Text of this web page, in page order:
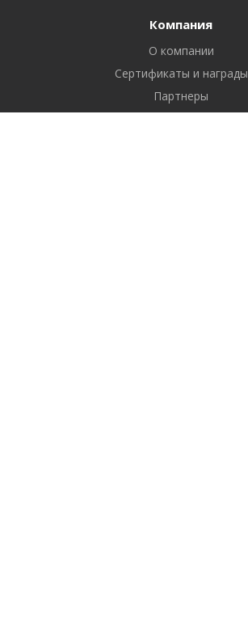
Компания
О компании
Сертификаты и награды
Партнеры